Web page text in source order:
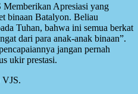
Apresiasi yang
binaan Batalyon. Beliau
Tuhan, bahwa ini semua berkat
dari para anak-anak binaan”.
jangan pernah
ukir prestasi.
VJS.